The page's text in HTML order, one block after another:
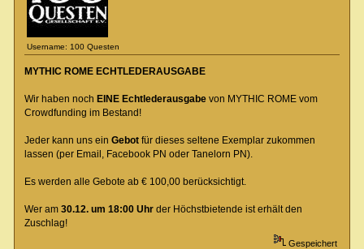
Username: 100 Questen
MYTHIC ROME ECHTLEDERAUSGABE
Wir haben noch EINE Echtlederausgabevon MYTHIC ROME vom
Crowdfunding im Bestand!
Jeder kann uns ein Gebot für dieses seltene Exemplar zukommen
lassen (per Email, Facebook PN oder Tanelorn PN).
Es werden alle Gebote ab € 100,00 berücksichtigt.
Wer am 30.12. um 18:00 Uhrder Höchstbietende ist erhält den
Zuschlag!
Gespeichert